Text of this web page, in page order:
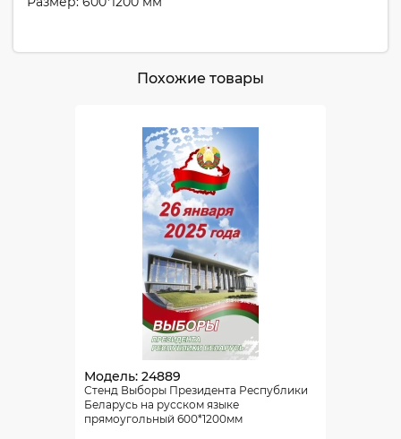
Похожие товары
Модель: 24889
Стенд Выборы Президента Республики
Беларусь на русском языке
прямоугольный 600*1200мм